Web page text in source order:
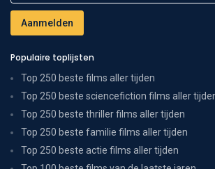
Populaire toplijsten
Top 250 beste films aller tijden
Top 250 beste sciencefiction films aller
Top 250 beste thriller films aller tijden
Top 250 beste familie films aller tijden
Top 250 beste actie films aller tijden